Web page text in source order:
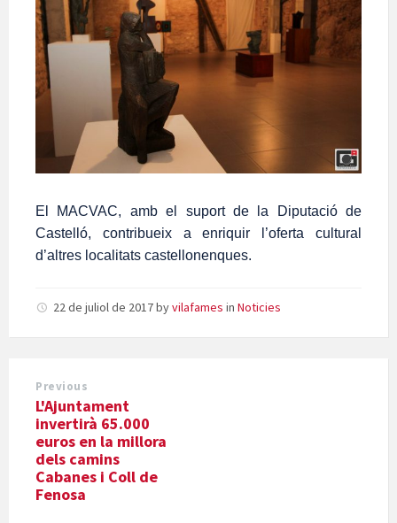
El MACVAC, amb el suport de la Diputacióde
Castelló, contribueix a enriquir l’oferta cultural
d’altres localitats castellonenques.
22 de juliol de 2017byvilafames in Noticies
Previous
L'Ajuntament
invertirà 65.000
euros en la millora
dels camins
Cabanes i Coll de
Fenosa